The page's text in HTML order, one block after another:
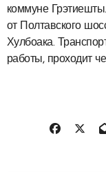
коммуне
от Полтавского
Хулбоака.
работы, проходит